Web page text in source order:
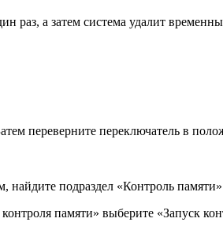
раз, а затем система удалит
переверните переключатель в
подраздел «Контроль
памяти» выберите «Запуск